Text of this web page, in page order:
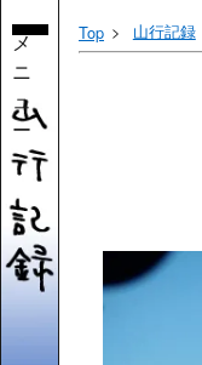
メ
ニ
ュ
ー
Top 山行記録